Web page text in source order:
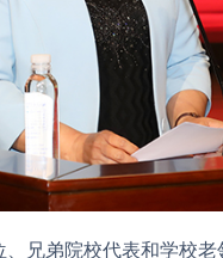
弟院校代表和学校老